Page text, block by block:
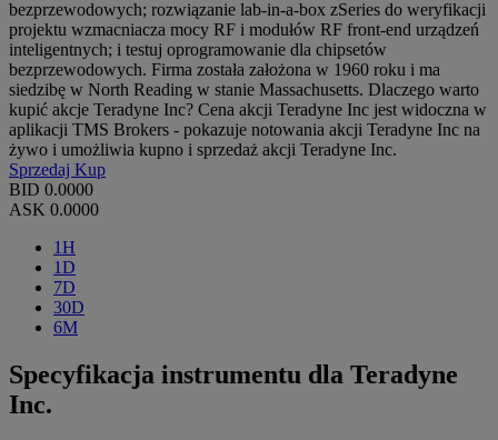
bezprzewodowych; rozwiązanie lab-in-a-box zSeries do weryfikacji
projektu wzmacniacza mocy RF i modułów RF front-end urządzeń
inteligentnych; i testuj oprogramowanie dla chipsetów
bezprzewodowych. Firma została założona w 1960 roku i ma
siedzibę w North Reading w stanie Massachusetts. Dlaczego warto
kupić akcje Teradyne Inc? Cena akcji Teradyne Inc jest widoczna w
aplikacji TMS Brokers - pokazuje notowania akcji Teradyne Inc na
żywo i umożliwia kupno i sprzedaż akcji Teradyne Inc.
Sprzedaj Kup
BID 0.0000
ASK 0.0000
1H
1D
7D
30D
6M
Specyfikacja instrumentu dla Teradyne
Inc.